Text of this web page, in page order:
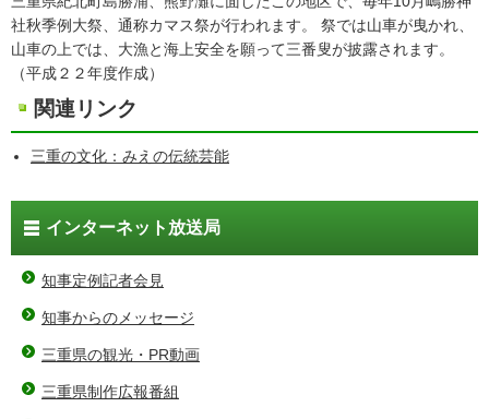
社秋季例大祭、通称カマス祭が行われます。 祭では山車が曳かれ、
山車の上では、大漁と海上安全を願って三番叟が披露されます。
（平成２２年度作成）
関連リンク
三重の文化：みえの伝統芸能
インターネット放送局
知事定例記者会見
知事からのメッセージ
三重県の観光・PR動画
三重県制作広報番組